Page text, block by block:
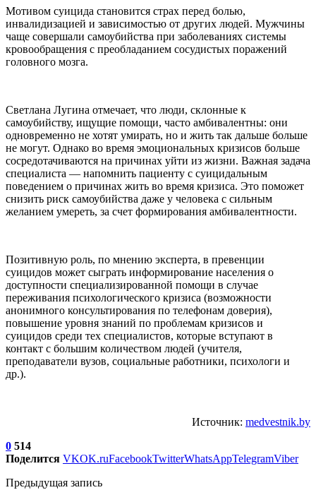
Мотивом суицида становится страх перед болью,
инвалидизацией и зависимостью от других людей. Мужчины
чаще совершали самоубийства при заболеваниях системы
кровообращения с преобладанием сосудистых поражений
головного мозга.
Светлана Лугина отмечает, что люди, склонные к
самоубийству, ищущие помощи, часто амбивалентны: они
одновременно не хотят умирать, но и жить так дальше больше
не могут. Однако во время эмоциональных кризисов больше
сосредотачиваются на причинах уйти из жизни. Важная задача
специалиста — напомнить пациенту с суицидальным
поведением о причинах жить во время кризиса. Это поможет
снизить риск самоубийства даже у человека с сильным
желанием умереть, за счет формирования амбивалентности.
Позитивную роль, по мнению эксперта, в превенции
суицидов может сыграть информирование населения о
доступности специализированной помощи в случае
переживания психологического кризиса (возможности
анонимного консультирования по телефонам доверия),
повышение уровня знаний по проблемам кризисов и
суицидов среди тех специалистов, которые вступают в
контакт с большим количеством людей (учителя,
преподаватели вузов, социальные работники, психологи и
др.).
Источник: medvestnik.by
0 514
Поделится VKOK.ruFacebookTwitterWhatsAppTelegramViber
Предыдущая запись